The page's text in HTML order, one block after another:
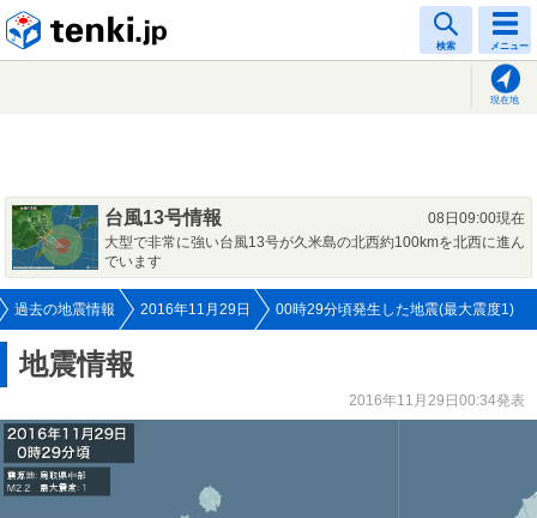
検索 メニュー
現在地
台風13号情報
08日09:00現在
大型で非常に強い台風13号が久米島の北西約100kmを北西に進ん
でいます
過去の地震情報 2016年11月29日 00時29分頃発生した地震(最大震度1)
地震情報
2016年11月29日00:34発表